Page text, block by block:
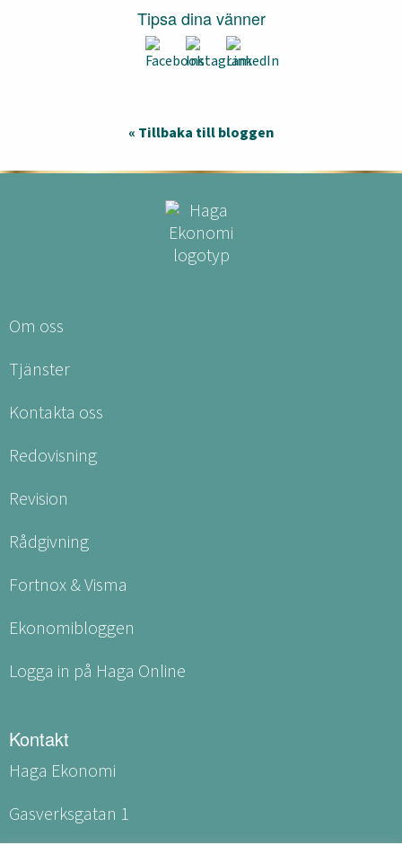
Tipsa dina vänner
« Tillbaka till bloggen
Om oss
Tjänster
Kontakta oss
Redovisning
Revision
Rådgivning
Fortnox & Visma
Ekonomibloggen
Logga in på Haga Online
Kontakt
Haga Ekonomi
Gasverksgatan 1